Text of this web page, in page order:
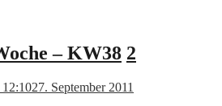
– KW38 2
12:1027. September 2011